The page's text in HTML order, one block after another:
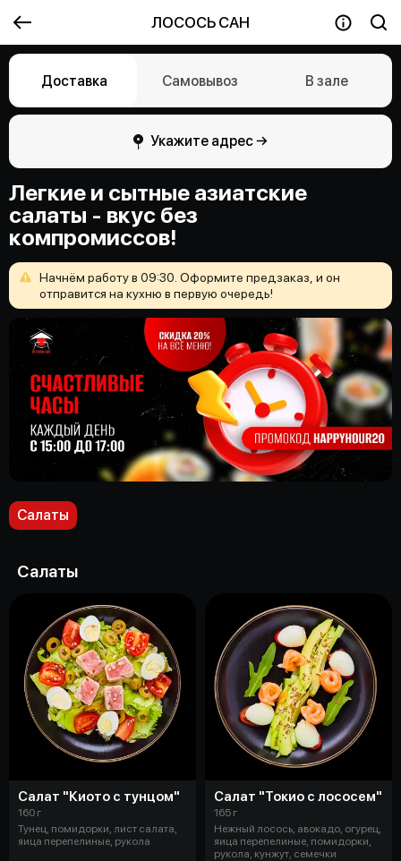
ЛОСОСЬ САН
Доставка Самовывоз В зале
Укажите адрес →
Легкие и сытные азиатские
салаты - вкус без
компромиссов!
Начнём работув 09:30. Оформите предзаказ, и он
отправится на кухню в первую очередь!
Салаты
Салаты
Салат "Киото с тунцом"
160 г
Тунец, помидорки, лист салата,
яица перепелиные, рукола
Салат "Токио с лососем"
165 г
Нежный лосось, авокадо, огурец,
яица перепелиные, помидорки,
рукола, кунжут, семечки